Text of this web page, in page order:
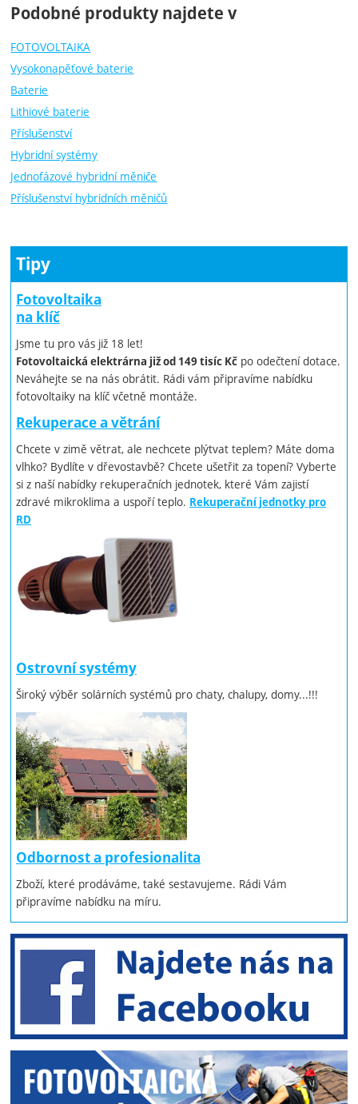
Podobné produkty najdete v
FOTOVOLTAIKA
Vysokonapěťové baterie
Baterie
Lithiové baterie
Příslušenství
Hybridní systémy
Jednofázové hybridní měniče
Příslušenství hybridních měničů
Tipy
Fotovoltaika
na klíč
Jsme tu pro vás již 18 let!
Fotovoltaická elektrárna již od 149 tisíc Kč po odečtení dotace.
Neváhejte se na nás obrátit. Rádi vám připravíme nabídku
fotovoltaiky na klíč včetně montáže.
Rekuperace a větrání
Chcete v zimě větrat, ale nechcete plýtvat teplem? Máte doma
vlhko? Bydlíte v dřevostavbě? Chcete ušetřit za topení? Vyberte
si z naší nabídky rekuperačních jednotek, které Vám zajistí
zdravé mikroklima a uspoří teplo. Rekuperační jednotky pro
RD
Ostrovní systémy
Široký výběr solárních systémů pro chaty, chalupy, domy...!!!
Odbornost a profesionalita
Zboží, které prodáváme, také sestavujeme. Rádi Vám
připravíme nabídku na míru.